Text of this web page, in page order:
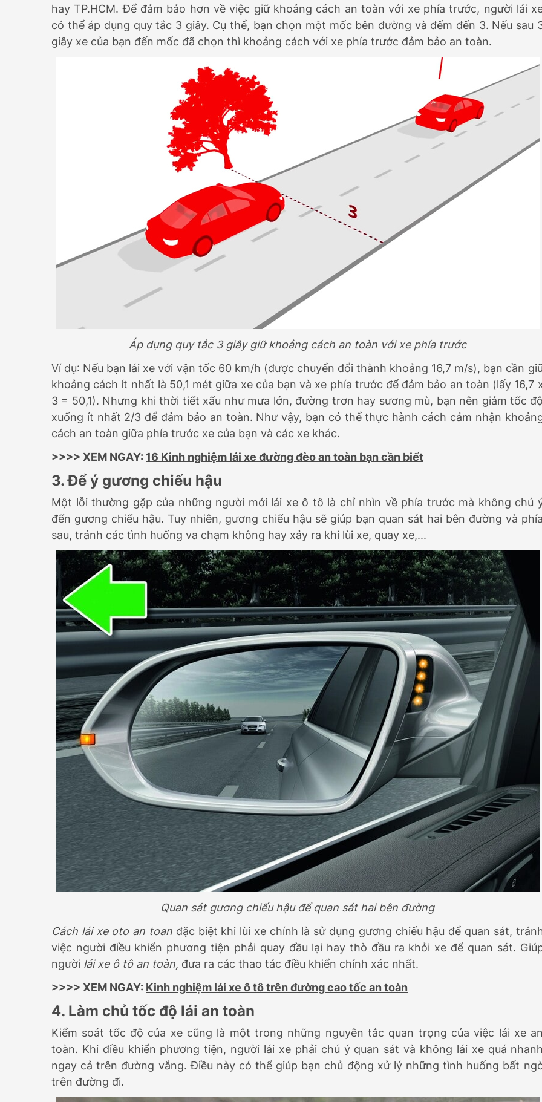
hay TP.HCM. Để đảm bảo hơn về việc giữ khoảng cách an toàn với xe phía trước, người lái
có thể áp dụng quy tắc 3 giây. Cụ thể, bạn chọn một mốc bên đường và đếm đến 3. Nếu sau
giây xe của bạn đến mốc đã chọn thì khoảng cách với xe phía trước đảm bảo an toàn.
Áp dụng quy tắc 3 giây giữ khoảng cách an toàn với xe phía trước
Ví dụ: Nếu bạn lái xe với vận tốc 60 km/h (được chuyển đổi thành khoảng 16,7 m/s), bạn cần
khoảng cách ít nhất là 50,1 mét giữa xe của bạn và xe phía trước để đảm bảo an toàn (lấy 16,7
3 = 50,1). Nhưng khi thời tiết xấu như mưa lớn, đường trơn hay sương mù, bạn nên giảm tốc độ
xuống ít nhất 2/3 để đảm bảo an toàn. Như vậy, bạn có thể thực hành cách cảm nhận
cách an toàn giữa phía trước xe của bạn và các xe khác.
>>>> XEM NGAY: 16 Kinh nghiệm lái xe đường đèo an toàn bạn cần biết
3. Để ý gương chiếu hậu
Một lỗi thường gặp của những người mới lái xe ô tô là chỉ nhìn về phía trước mà không chú
đến gương chiếu hậu. Tuy nhiên, gương chiếu hậu sẽ giúp bạn quan sát hai bên đường và phía
sau, tránh các tình huống va chạm không hay xảy ra khi lùi xe, quay xe,...
Quan sát gương chiếu hậu để quan sát hai bên đường
Cách lái xe oto an toanđặc biệt khi lùi xe chính là sử dụng gương chiếu hậu để quan sát,
việc người điều khiển phương tiện phải quay đầu lại hay thò đầu ra khỏi xe để quan sát.
người lái xe ô tô an toàn, đưa ra các thao tác điều khiển chính xác nhất.
>>>> XEM NGAY: Kinh nghiệm lái xe ô tô trên đường cao tốc an toàn
4. Làm chủ tốc độ lái an toàn
Kiểm soát tốc độ của xe cũng là một trong những nguyên tắc quan trọng của việc lái xe an
toàn. Khi điều khiển phương tiện, người lái xe phải chú ý quan sát và không lái xe quá nhanh
ngay cả trên đường vắng. Điều này có thể giúp bạn chủ động xử lý những tình huống bất
trên đường đi.